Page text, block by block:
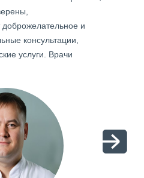
и
консультации,
услуги. Врачи